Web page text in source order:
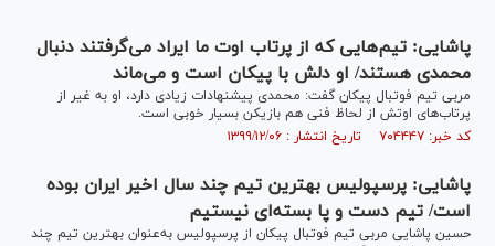
پاشایی: تیم‌هایی که از پرتاب‌ اوت ما ایراد می‌گرفتند دنبال
محمدی هستند/ او دلش با پیکان است و می‌ماند
مربی تیم فوتبال پیکان گفت: محمدی پیشنهادات زیادی دارد، او به غیر از
پرتاب‌های اوتش از لحاظ فنی هم بازیکن بسیار خوبی است.
کد خبر: ۷۰۴۴۴۷ تاریخ انتشار : ۱۳۹۹/۱۲/۰۶
پاشایی: پرسپولیس بهترین تیم چند سال اخیر ایران بوده
است/ تیم دست و پا بسته‌ای نیستیم
حسین پاشایی مربی تیم فوتبال پیکان از پرسپولیس به‌عنوان بهترین تیم چند